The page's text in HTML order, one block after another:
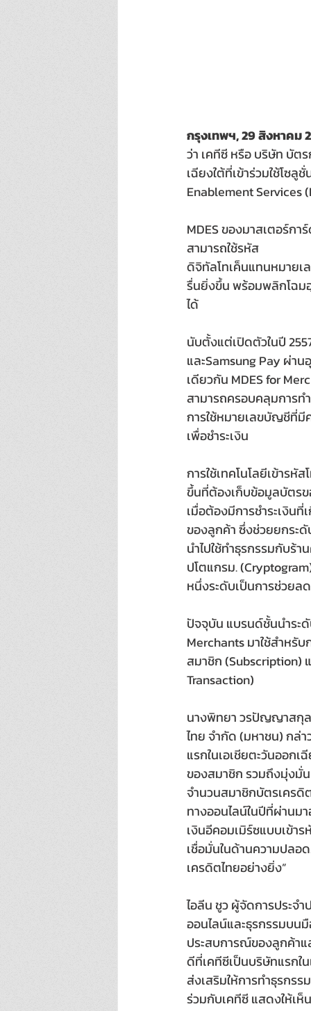
กรุงเทพฯ, 29 สิงหาคม
ว่า เคทีซี หรือ บริษัท บัต
เฉียงใต้ที่เข้าร่วมใช้โซลู
Enablement Services
MDES ของมาสเตอร์ก
สามารถใช้รหัส
ดิจิทัลโทเค็นแทนหมายเ
รื่นยิ่งขึ้น พร้อมพลิกโฉม
ได้
นับตั้งแต่เปิดตัวในปี
และSamsung Pay ผ่า
เดียวกัน MDES for
สามารถครอบคลุมการท
การใช้หมายเลขบัญชีที่มี
เพื่อชำระเงิน
การใช้เทคโนโลยีเข้าร
ขึ้นที่ต้องเก็บข้อมูลบัตรข
เมื่อต้องมีการชำระเงิน
ของลูกค้า ซึ่งช่วยยกระดั
นำไปใช้ทำธุรกรรมกับร้
ปโตแกรม.
หนึ่งระดับเป็นการช่วยล
ปัจจุบัน แบรนด์ชั้นนำระ
Merchants มาใช้สำหรับ
สมาชิก (Subscription)
Transaction)
นางพิทยา วรปัญญาสกุล
ไทย จำกัด (มหาชน) กล่
แรกในเอเชียตะวันออก
ของสมาชิก รวมถึงมุ่งมั่
จำนวนสมาชิกบัตรเครดิ
ทางออนไลน์ในปีที่ผ่านม
เงินอีคอมเมิร์ซแบบเข้า
เชื่อมั่นในด้านความปลอ
เครดิตไทยอย่างยิ่ง”
ไอลีน ชูว ผู้จัดการประจำ
ออนไลน์และธุรกรรมบน
ประสบการณ์ของลูกค้าแ
ดีที่เคทีซีเป็นบริษัทแรกใ
ส่งเสริมให้การทำธุรกร
ร่วมกับเคทีซี แสดงให้เ